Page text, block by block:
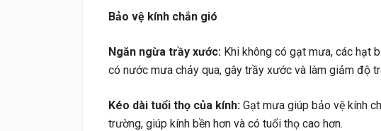
Bảo vệ kính chắn gió
Ngăn ngừa trầy xước: Khi không có gạt mưa, các hạt
có nước mưa chảy qua, gây trầy xước và làm giảm độ
Kéo dài tuổi thọ của kính: Gạt mưa giúp bảo vệ kính
trường, giúp kính bền hơn và có tuổi thọ cao hơn.